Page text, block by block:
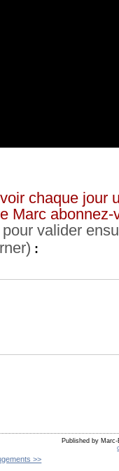
chaque jour
Marc abonnez-
valider
:
Published by Marc-
>>